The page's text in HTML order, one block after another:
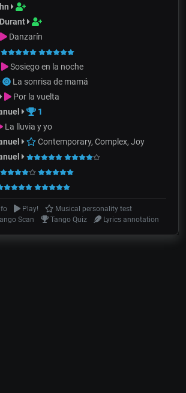
Danzarín
Sosiego en la noche
La sonrisa de mamá
Por la vuelta
1
La lluvia y yo
Contemporary, Complex, Joy
Play!
Musical personality test
Scan Tango Quiz Lyrics annotation